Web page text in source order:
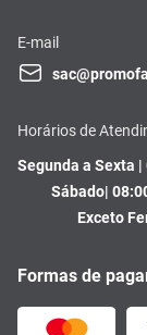
E-mail
Horários de
Segunda a Sexta
Sábado|
Exceto
Formas de